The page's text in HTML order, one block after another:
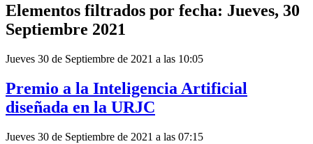
Elementos filtrados por fecha: Jueves, 30
Septiembre 2021
Jueves 30 de Septiembre de 2021 a las 10:05
Premio a la Inteligencia Artificial
diseñada en la URJC
Jueves 30 de Septiembre de 2021 a las 07:15